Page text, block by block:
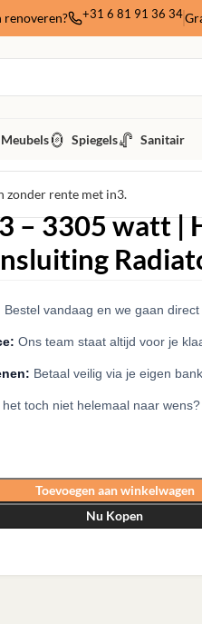
renoveren? +31 6 81 91 36 34
Spiegels Sanitair
zonder rente met in3.
– 3305 watt |
Bestel vandaag en we gaan direct
Ons team staat altijd voor je
Betaal veilig via je eigen
het toch niet helemaal naar
Toevoegen aan winkelwagen
Nu Kopen